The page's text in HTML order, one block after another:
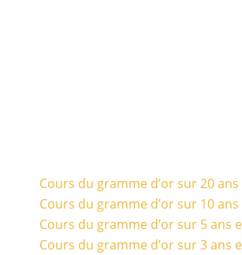
Cours du gramme d’or sur 20
Cours du gramme d’or sur 10
Cours du gramme d’or sur 5 ans
Cours du gramme d’or sur 3 ans